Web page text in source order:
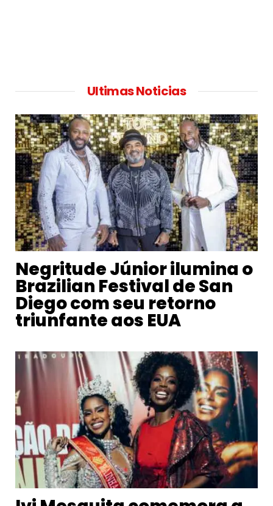
Ultimas Noticias
Negritude Júnior ilumina o
Brazilian Festival de San
Diego com seu retorno
triunfante aos EUA